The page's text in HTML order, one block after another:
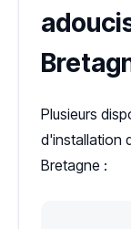
Plusieurs
d'installation
Bretagne :